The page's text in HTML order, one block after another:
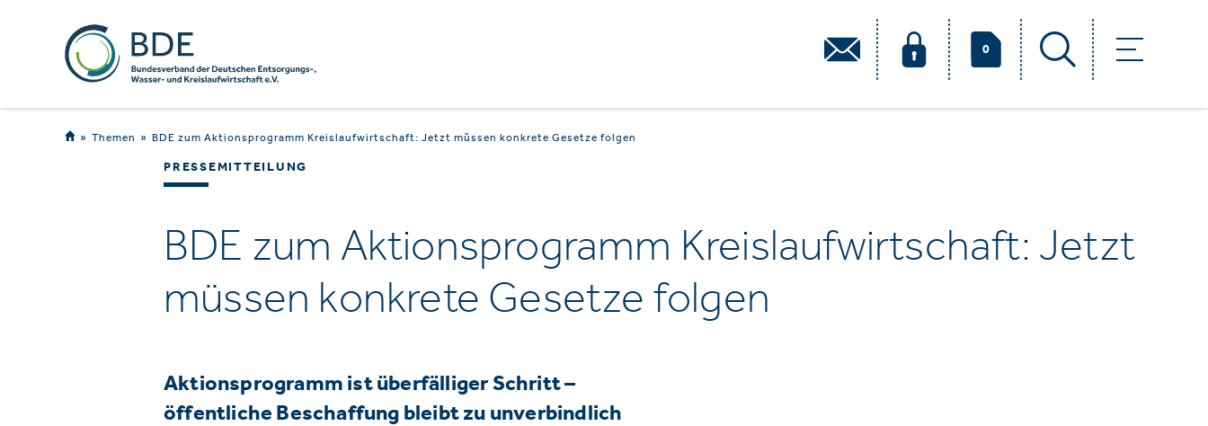
0
Themen BDE zum Aktionsprogramm Kreislaufwirtschaft: Jetzt müssen konkrete Gesetze folgen
PRESSEMITTEILUNG
BDE zum Aktionsprogramm Kreislaufwirtschaft: Jetzt
müssen konkrete Gesetze folgen
Aktionsprogramm ist überfälliger Schritt –
öffentliche Beschaffung bleibt zu unverbindlich